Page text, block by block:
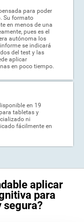
para poder
Su formato
en menos de una
pues es el
autónoma los
se indicará
del test y las
aplicar
en poco tiempo.
en 19
tabletas y
ni
fácilmente en
aplicar
para
segura?